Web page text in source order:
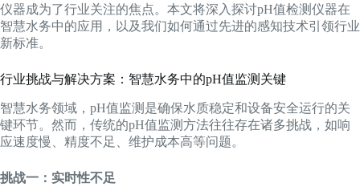
仪器成为了行业关注的焦点。本文将深入探讨pH值检测仪器在
智慧水务中的应用，以及我们如何通过先进的感知技术引领行业
新标准。
行业挑战与解决方案：智慧水务中的pH值监测关键
智慧水务领域，pH值监测是确保水质稳定和设备安全运行的关
键环节。然而，传统的pH值监测方法往往存在诸多挑战，如响
应速度慢、精度不足、维护成本高等问题。
挑战一：实时性不足